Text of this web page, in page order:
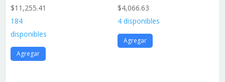
$11,255.41
184
disponibles
Agregar
$4,066.63
4 disponibles
Agregar